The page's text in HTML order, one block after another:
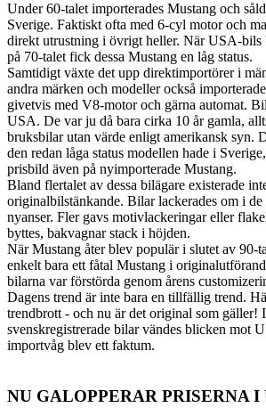
Under 60-talet importerades Mustang och
Sverige. Faktiskt ofta med 6-cyl motor och
direkt utrustning i övrigt heller. När USA-bils
på 70-talet fick dessa Mustang en låg status.
Samtidigt växte det upp direktimportörer i
andra märken och modeller också
givetvis med V8-motor och gärna automat.
USA. De var ju då bara cirka 10 år gamla,
bruksbilar utan värde enligt amerikansk syn.
den redan låga status modellen hade i
prisbild även på nyimporterade Mustang.
Bland flertalet av dessa bilägare existerade
originalbilstänkande. Bilar lackerades om i de
nyanser. Fler gavs motivlackeringar eller
byttes, bakvagnar stack i höjden.
När Mustang åter blev populär i slutet av 90-
enkelt bara ett fåtal Mustang i
bilarna var förstörda genom årens
Dagens trend är inte bara en tillfällig trend.
trendbrott - och nu är det original som gäller!
svenskregistrerade bilar vändes blicken mot
importvåg blev ett faktum.
NU GALOPPERAR PRISERNA I